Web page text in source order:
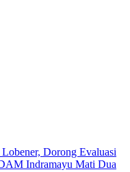
Dorong Evaluasi
Indramayu Mati Dua